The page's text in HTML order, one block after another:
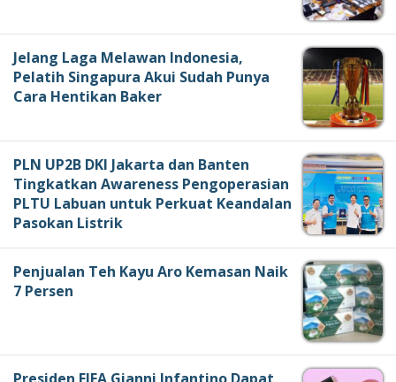
Jelang Laga Melawan Indonesia,
Pelatih Singapura Akui Sudah Punya
Cara Hentikan Baker
PLN UP2B DKI Jakarta dan Banten
Tingkatkan Awareness Pengoperasian
PLTU Labuan untuk Perkuat Keandalan
Pasokan Listrik
Penjualan Teh Kayu Aro Kemasan Naik
7 Persen